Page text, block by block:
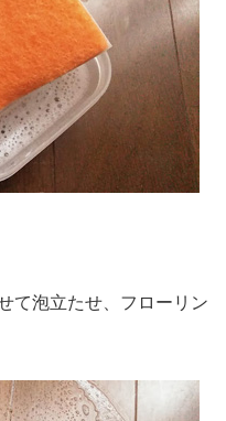
て泡立たせ、フローリン